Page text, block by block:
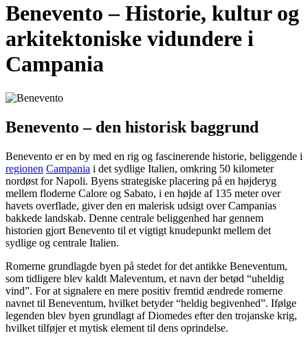
Benevento – Historie, kultur og
arkitektoniske vidundere i
Campania
Benevento – den historisk baggrund
Benevento er en by med en rig og fascinerende historie, beliggende i
regionen Campania i det sydlige Italien, omkring 50 kilometer
nordøst for Napoli. Byens strategiske placering på en højderyg
mellem floderne Calore og Sabato, i en højde af 135 meter over
havets overflade, giver den en malerisk udsigt over Campanias
bakkede landskab. Denne centrale beliggenhed har gennem
historien gjort Benevento til et vigtigt knudepunkt mellem det
sydlige og centrale Italien.
Romerne grundlagde byen på stedet for det antikke Beneventum,
som tidligere blev kaldt Maleventum, et navn der betød “uheldig
vind”. For at signalere en mere positiv fremtid ændrede romerne
navnet til Beneventum, hvilket betyder “heldig begivenhed”. Ifølge
legenden blev byen grundlagt af Diomedes efter den trojanske krig,
hvilket tilføjer et mytisk element til dens oprindelse.